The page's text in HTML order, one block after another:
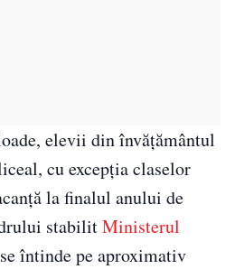
elevii din învățământul
cu excepția claselor
la finalul anului de
stabilitMinisterul
întinde pe aproximativ